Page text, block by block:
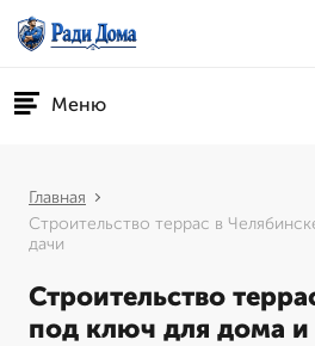
Меню
Главная
Строительство террас в
дачи
Строительство
под ключ для дома и